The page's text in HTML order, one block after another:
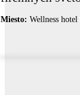
Miesto: Wellness